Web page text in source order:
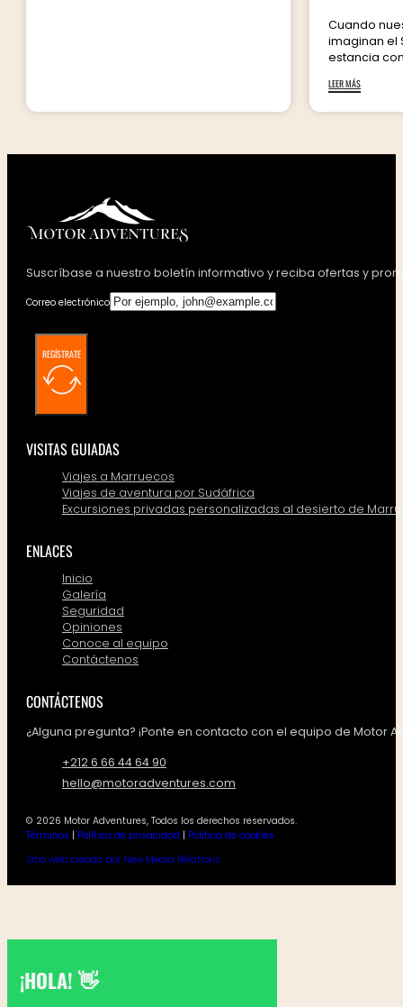
LEER MÁS
Cuando
imaginan el
estancia
LEER MÁS
Suscríbase a nuestro boletín informativo y reciba ofertas y
Correo electrónico
REGÍSTRATE
VISITAS GUIADAS
Viajes a Marruecos
Viajes de aventura por Sudáfrica
Excursiones privadas personalizadas al desierto de
ENLACES
Inicio
Galería
Seguridad
Opiniones
Conoce al equipo
Contáctenos
CONTÁCTENOS
¿Alguna pregunta? ¡Ponte en contacto con el equipo de Motor
+212 6 66 44 64 90
hello@motoradventures.com
© 2026 Motor Adventures, Todos los derechos reservados.
Términos | Política de privacidad | Política de cookies
Sitio web creado por New Media Relations
¡HOLA! 👋